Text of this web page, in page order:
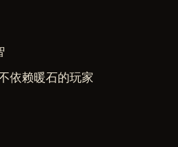
依赖暖石的玩家